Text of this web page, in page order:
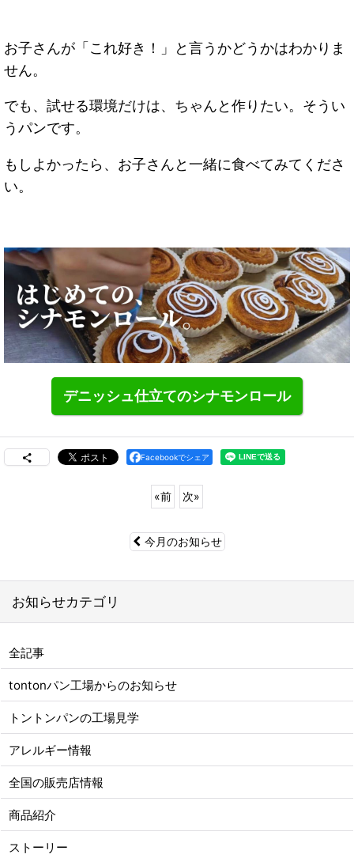
お子さんが「これ好き！」と言うかどうかはわかりま
せん。
でも、試せる環境だけは、ちゃんと作りたい。そうい
うパンです。
もしよかったら、お子さんと一緒に食べてみてくださ
い。
デニッシュ仕立てのシナモンロール
Facebookでシェア
«前 次»
今月のお知らせ
お知らせカテゴリ
全記事
tontonパン工場からのお知らせ
トントンパンの工場見学
アレルギー情報
全国の販売店情報
商品紹介
ストーリー